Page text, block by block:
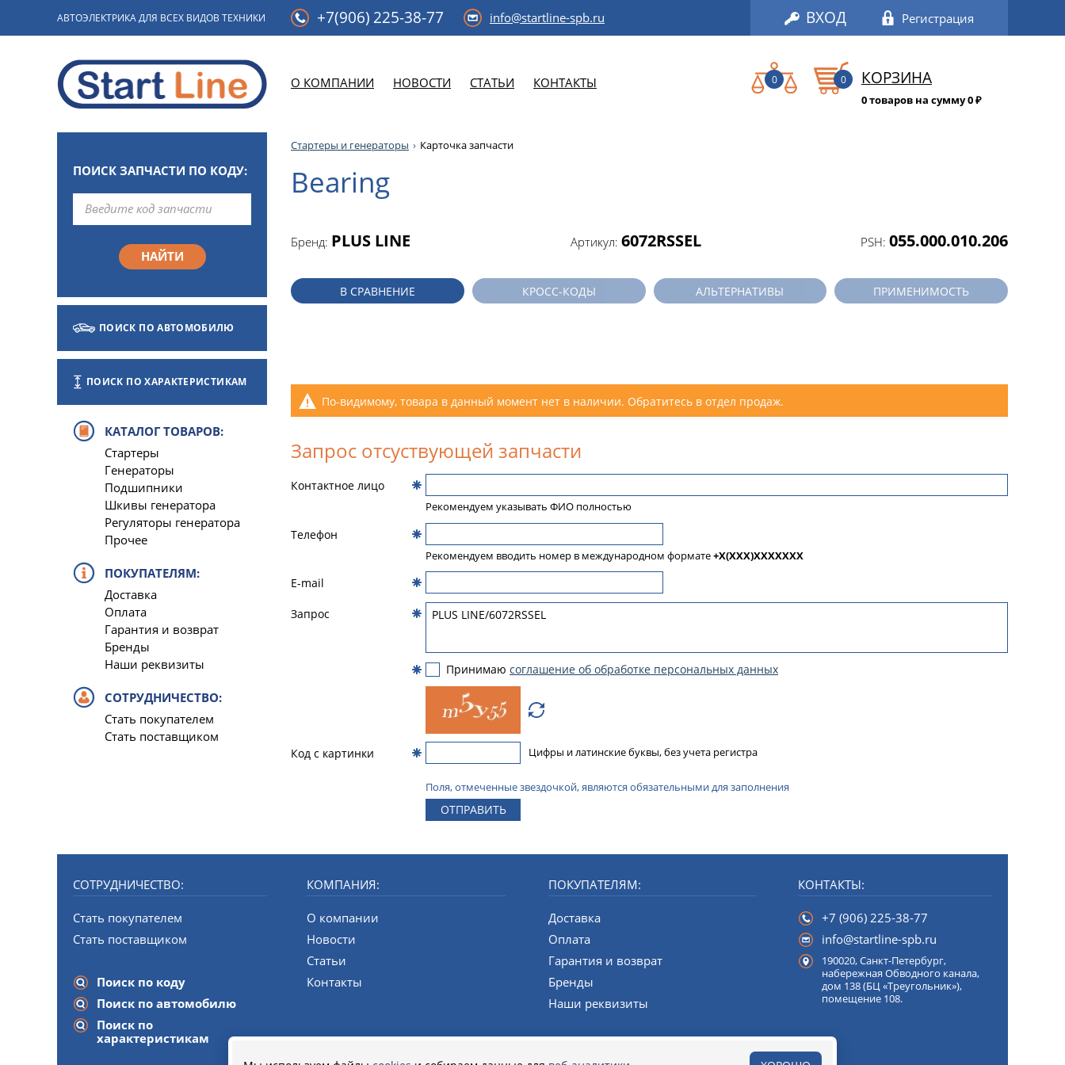
АВТОЭЛЕКТРИКА ДЛЯ ВСЕХ ВИДОВ ТЕХНИКИ +7(906) 225-38-77 info@startline-spb.ru ВХОД Регистрация
О КОМПАНИИ НОВОСТИ СТАТЬИ КОНТАКТЫ 0 0 КОРЗИНА
0 товаров на сумму 0₽
ПОИСК ЗАПЧАСТИ ПО КОДУ:
ПОИСК ПО АВТОМОБИЛЮ
ПОИСК ПО ХАРАКТЕРИСТИКАМ
КАТАЛОГ ТОВАРОВ:
Стартеры
Генераторы
Подшипники
Шкивы генератора
Регуляторы генератора
Прочее
ПОКУПАТЕЛЯМ:
Доставка
Оплата
Гарантия и возврат
Бренды
Наши реквизиты
СОТРУДНИЧЕСТВО:
Стать покупателем
Стать поставщиком
Стартеры и генераторы Карточка запчасти
Bearing
Бренд: PLUS LINE Артикул: 6072RSSEL PSH: 055.000.010.206
В СРАВНЕНИЕ КРОСС-КОДЫ АЛЬТЕРНАТИВЫ ПРИМЕНИМОСТЬ
По-видимому, товара в данный момент нет в наличии. Обратитесь в отдел продаж.
Запрос отсуствующей запчасти
Контактное лицо
Рекомендуем указывать ФИО полностью
Телефон
Рекомендуем вводить номер в международном формате+X(XXX)XXXXXXX
E-mail
Запрос
Принимаю соглашение об обработке персональных данных
Код с картинки Цифры и латинские буквы, без учета регистра
Поля, отмеченные звездочкой, являются обязательными для заполнения
ОТПРАВИТЬ
СОТРУДНИЧЕСТВО:
Стать покупателем
Стать поставщиком
Поиск по коду
Поиск по автомобилю
Поиск по
характеристикам
КОМПАНИЯ:
О компании
Новости
Статьи
Контакты
ПОКУПАТЕЛЯМ:
Доставка
Оплата
Гарантия и возврат
Бренды
Наши реквизиты
КОНТАКТЫ:
+7 (906) 225-38-77
info@startline-spb.ru
190020,Санкт-Петербург,
набережная Обводного канала,
дом 138 (БЦ «Треугольник»),
помещение 108.